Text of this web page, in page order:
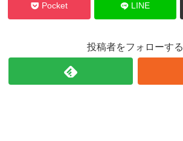
Pocket LINE
投稿者をフォローする